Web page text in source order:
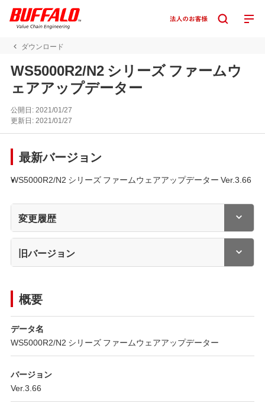
ダウンロード
WS5000R2/N2 シリーズ ファームウ
ェアアップデーター
公開日:2021/01/27
更新日:2021/01/27
最新バージョン
WS5000R2/N2 シリーズ ファームウェアアップデーター Ver.3.66
変更履歴
旧バージョン
概要
データ名
WS5000R2/N2 シリーズ ファームウェアアップデーター
バージョン
Ver.3.66